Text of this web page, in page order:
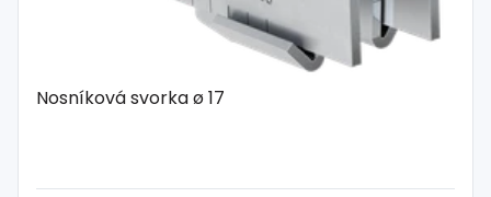
Nosníková svorka ø 17